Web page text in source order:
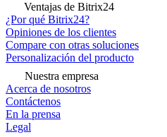
Ventajas de Bitrix24
¿Por qué Bitrix24?
Opiniones de los clientes
Compare con otras soluciones
Personalización del producto
Nuestra empresa
Acerca de nosotros
Contáctenos
En la prensa
Legal